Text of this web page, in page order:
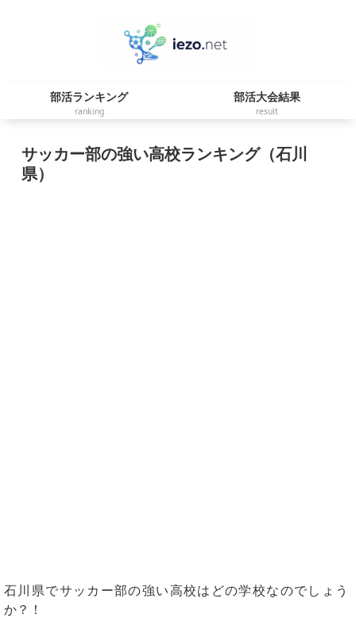
部活ランキング
ranking
部活大会結果
result
サッカー部の強い高校ランキング（石川
県）
石川県でサッカー部の強い高校はどの学校なのでしょう
か？！